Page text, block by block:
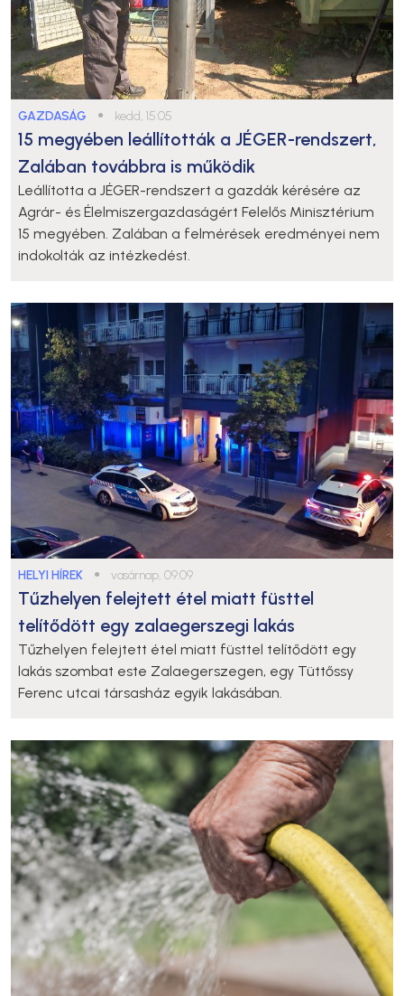
GAZDASÁG ● kedd, 15:05
15 megyében leállították a JÉGER-rendszert,
Zalában továbbra is működik
Leállította a JÉGER-rendszert a gazdák kérésére az
Agrár- és Élelmiszergazdaságért Felelős Minisztérium
15 megyében. Zalában a felmérések eredményei nem
indokolták az intézkedést.
HELYI HÍREK ● vasárnap, 09:09
Tűzhelyen felejtett étel miatt füsttel
telítődött egy zalaegerszegi lakás
Tűzhelyen felejtett étel miatt füsttel telítődött egy
lakás szombat este Zalaegerszegen, egy Tüttőssy
Ferenc utcai társasház egyik lakásában.